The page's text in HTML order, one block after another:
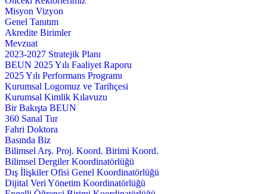
Misyon Vizyon
Genel Tanıtım
Akredite Birimler
Mevzuat
2023-2027 Stratejik Planı
BEUN 2025 Yılı Faaliyet Raporu
2025 Yılı Performans Programı
Kurumsal Logomuz ve Tarihçesi
Kurumsal Kimlik Kılavuzu
Bir Bakışta BEUN
360 Sanal Tur
Fahri Doktora
Basında Biz
Bilimsel Arş. Proj. Koord. Birimi Koord.
Bilimsel Dergiler Koordinatörlüğü
Dış İlişkiler Ofisi Genel Koordinatörlüğü
Dijital Veri Yönetim Koordinatörlüğü